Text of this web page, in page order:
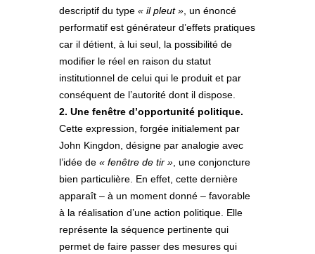
descriptif du type « il pleut » , un énoncé
performatif est générateur d’effets pratiques
car il détient, à lui seul, la possibilité de
modifier le réel en raison du statut
institutionnel de celui qui le produit et par
conséquent de l’autorité dont il dispose.
2. Une fenêtre d’opportunité politique.
Cette expression, forgée initialement par
John Kingdon, désigne par analogie avec
l’idée de « fenêtre de tir » , une conjoncture
bien particulière. En effet, cette dernière
apparaît – à un moment donné – favorable
à la réalisation d’une action politique. Elle
représente la séquence pertinente qui
permet de faire passer des mesures qui